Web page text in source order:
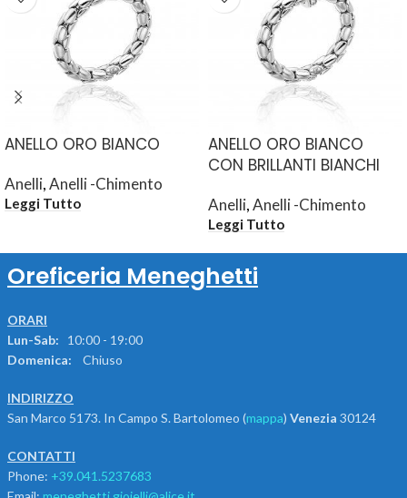
ANELLO ORO BIANCO
Anelli,Anelli -Chimento
Leggi Tutto
ANELLO ORO BIANCO
CON BRILLANTI BIANCHI
Anelli,Anelli -Chimento
Leggi Tutto
Oreficeria Meneghetti
ORARI
Lun-Sab: 10:00 - 19:00
Domenica:
Chiuso
INDIRIZZO
San Marco 5173. In Campo S. Bartolomeo (mappa) Venezia 30124
CONTATTI
Phone: +39.041.5237683